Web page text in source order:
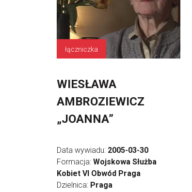
łączniczka
WIESŁAWA
AMBROZIEWICZ
„JOANNA”
Data wywiadu: 2005-03-30
Formacja: Wojskowa Służba
Kobiet VI Obwód Praga
Dzielnica: Praga